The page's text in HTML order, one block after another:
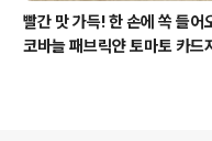
빨간 맛 가득! 한 손에 쏙 들어
코바늘 패브릭얀 토마토 카드